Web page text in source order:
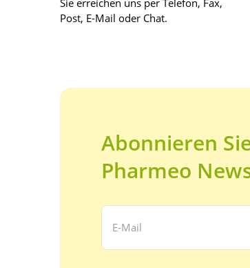
Post, E-Mail oder Chat.
Abonnieren
Pharmeo
Ihre E-Mail Adresse: